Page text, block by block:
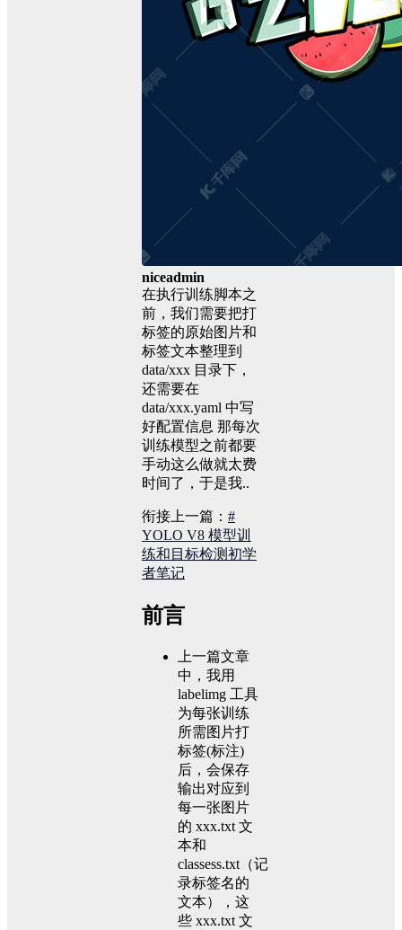
niceadmin
在执行训练脚本之
前，我们需要把打
标签的原始图片和
标签文本整理到
data/xxx 目录下，
还需要在
data/xxx.yaml 中写
好配置信息 那每次
训练模型之前都要
手动这么做就太费
时间了，于是我..
衔接上一篇： #
YOLO V8 模型训
练和目标检测初学
者笔记
前言
上一篇文章
中，我用
labelimg 工具
为每张训练
所需图片打
标签(标注)
后，会保存
输出对应到
每一张图片
的 xxx.txt 文
本和
classess.txt（记
录标签名的
文本），这
些 xxx.txt 文